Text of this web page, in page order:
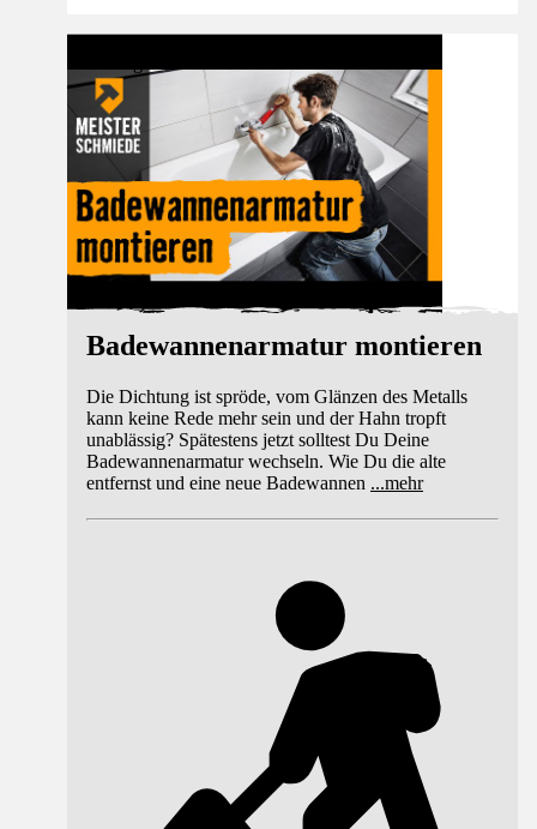
Badewannenarmatur montieren
Die Dichtung ist spröde, vom Glänzen des Metalls
kann keine Rede mehr sein und der Hahn tropft
unablässig? Spätestens jetzt solltest Du Deine
Badewannenarmatur wechseln. Wie Du die alte
entfernst und eine neue Badewannen ...mehr